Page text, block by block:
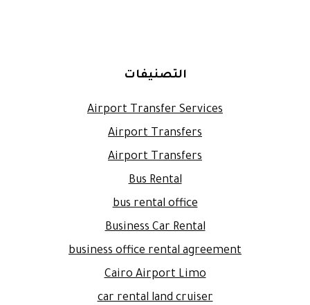
التصنيفات
Airport Transfer Services
Airport Transfers
Airport Transfers
Bus Rental
bus rental office
Business Car Rental
business office rental agreement
Cairo Airport Limo
car rental land cruiser